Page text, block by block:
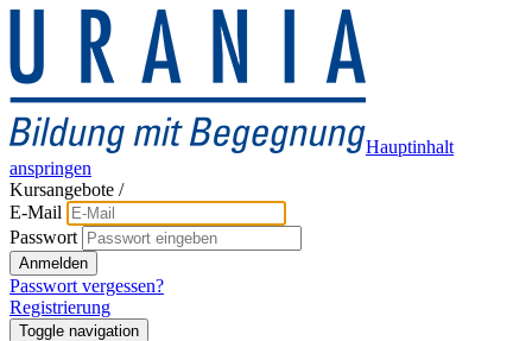
Hauptinhalt
anspringen
Kursangebote /
E-Mail
Passwort
Anmelden
Passwort vergessen?
Registrierung
Toggle navigation